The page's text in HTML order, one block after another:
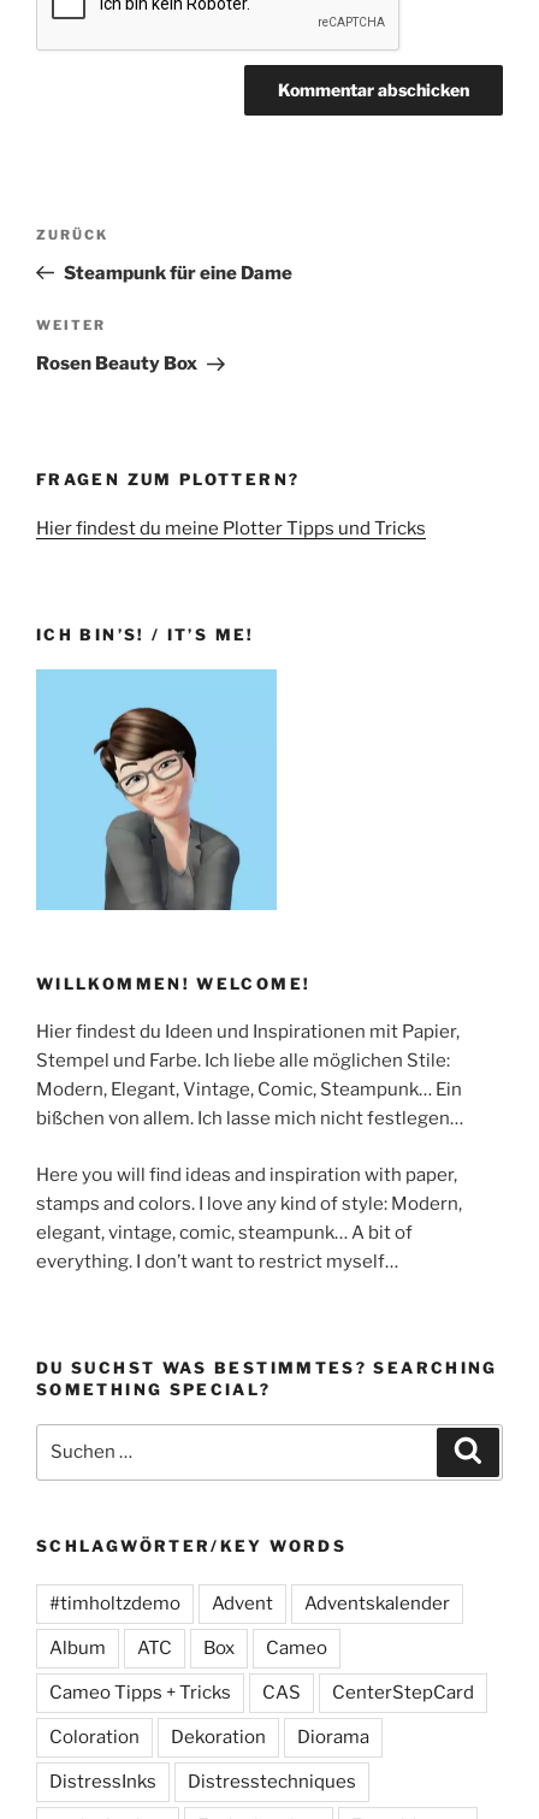
Beitragsnavigation
Vorheriger
Beitrag
ZURÜCK
Steampunk für eine Dame
Nächster
Beitrag
WEITER
Rosen Beauty Box
FRAGEN ZUM PLOTTERN?
Hier findest du meine Plotter Tipps und Tricks
ICH BIN’S! / IT’S ME!
WILLKOMMEN! WELCOME!
Hier findest du Ideen und Inspirationen mit Papier,
Stempel und Farbe. Ich liebe alle möglichen Stile:
Modern, Elegant, Vintage, Comic, Steampunk… Ein
bißchen von allem. Ich lasse mich nicht festlegen…
Here you will find ideas and inspiration with paper,
stamps and colors. I love any kind of style: Modern,
elegant, vintage, comic, steampunk… A bit of
everything. I don’t want to restrict myself…
DU SUCHST WAS BESTIMMTES? SEARCHING
SOMETHING SPECIAL?
nach:
SCHLAGWÖRTER/KEY WORDS
#timholtzdemo Advent Adventskalender
Album ATC Box Cameo
Cameo Tipps + Tricks CAS CenterStepCard
Coloration Dekoration Diorama
DistressInks Distresstechniques